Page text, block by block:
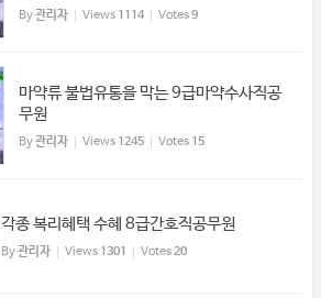
By관리자 Views 1114 Votes9
마약류 불법유통을 막는 9급마약수사직공
무원
By관리자 Views 1245 Votes 15
각종 복리혜택 수혜 8급간호직공무원
By관리자 Views 1301 Votes20